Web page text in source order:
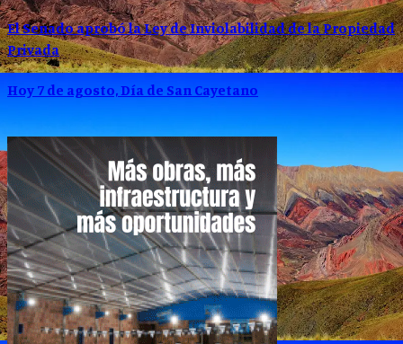
El Senado aprobó la Ley de Inviolabilidad de la Propiedad
Privada
Hoy 7 de agosto, Día de San Cayetano